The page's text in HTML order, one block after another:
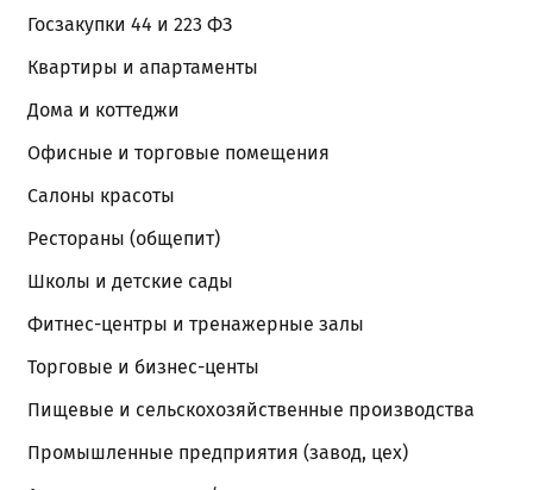
Госзакупки 44 и 223 ФЗ
Квартиры и апартаменты
Дома и коттеджи
Офисные и торговые помещения
Салоны красоты
Рестораны (общепит)
Школы и детские сады
Фитнес-центры и тренажерные залы
Торговые и бизнес-центы
Пищевые и сельскохозяйственные производства
Промышленные предприятия (завод, цех)